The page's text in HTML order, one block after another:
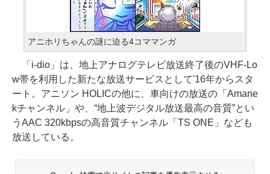
アニホリちゃんの謎に迫る4コママンガ
「i-dio」は、地上アナログテレビ放送終了後のVHF-Lo
w帯を利用した新たな放送サービスとして'16年からスタ
ート。アニソン HOLICの他に、車向けの放送の「Amane
kチャンネル」や、“地上波デジタル放送最高の音質”とい
うAAC 320kbpsの高音質チャンネル「TS ONE」なども
放送している。